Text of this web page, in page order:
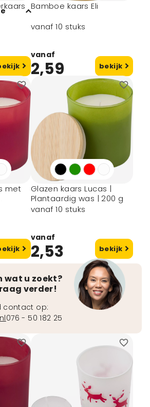
Bamboe kaars Eli
vanaf 10 stuks
vanaf
2,59 bekijk
met
Glazen kaars Lucas |
Plantaardig was | 200 g
vanaf 10 stuks
vanaf
2,53 bekijk
wat u zoekt?
verder!
contact op:
076 - 50 182 25